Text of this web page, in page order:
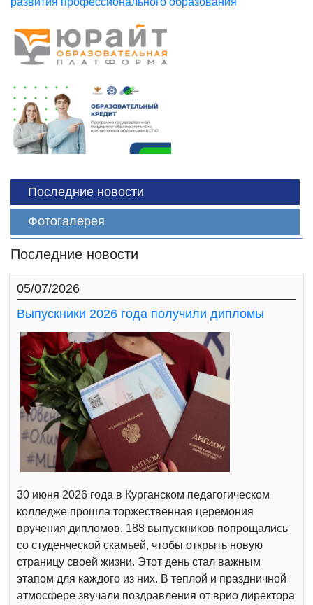
Последние новости
Фотогалерея
Последние новости
05/07/2026
Выпускники 2026 года получили дипломы
30 июня 2026 года в Курганском педагогическом
колледже прошла торжественная церемония
вручения дипломов. 188 выпускников попрощались
со студенческой скамьей, чтобы открыть новую
страницу своей жизни. Этот день стал важным
этапом для каждого из них. В теплой и праздничной
атмосфере звучали поздравления от врио директора